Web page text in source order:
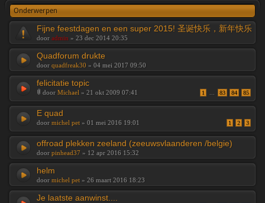
Onderwerpen
Fijne feestdagen en een super 2015! 圣诞快乐，新年快乐
door admin » 23 dec 2014 20:35
Quadforum drukte
door quadfreak30 » 04 mei 2017 09:50
felicitatie topic
1 83 84 85
door Michael » 21 okt 2009 07:41
E quad
1 2 3
door michel pet » 01 mei 2016 19:01
offroad plekken zeeland (zeeuwsvlaanderen /belgie)
door pinhead37 » 12 apr 2016 15:32
helm
door michel pet » 26 maart 2016 18:23
Je laatste aanwinst....